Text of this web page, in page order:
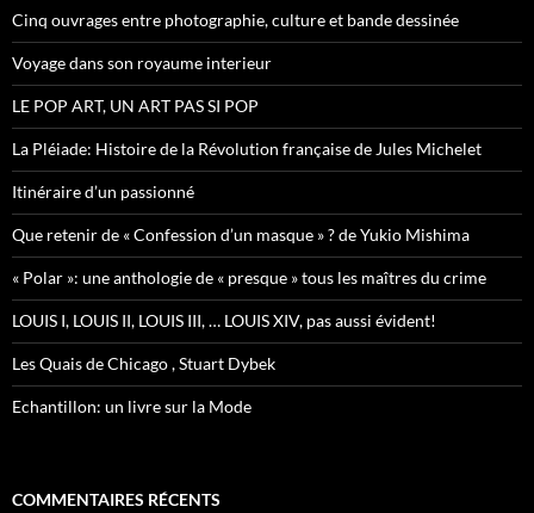
h
e
r
:
Cinq ouvrages entre photographie, culture et bande dessinée
Voyage dans son royaume interieur
LE POP ART, UN ART PAS SI POP
La Pléiade: Histoire de la Révolution française de Jules Michelet
Itinéraire d’un passionné
Que retenir de « Confession d’un masque » ? de Yukio Mishima
« Polar »: une anthologie de « presque » tous les maîtres du crime
LOUIS I, LOUIS II, LOUIS III, … LOUIS XIV, pas aussi évident!
Les Quais de Chicago , Stuart Dybek
Echantillon: un livre sur la Mode
COMMENTAIRES RÉCENTS